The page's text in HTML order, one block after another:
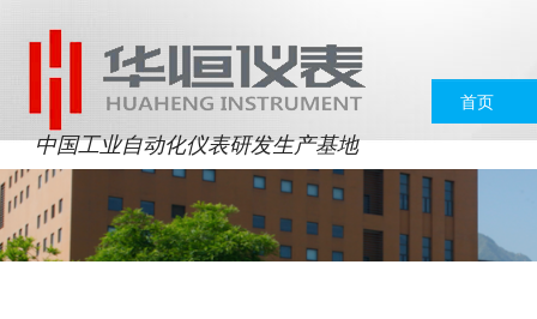
中国工业自动化仪表研发生产基地
首页